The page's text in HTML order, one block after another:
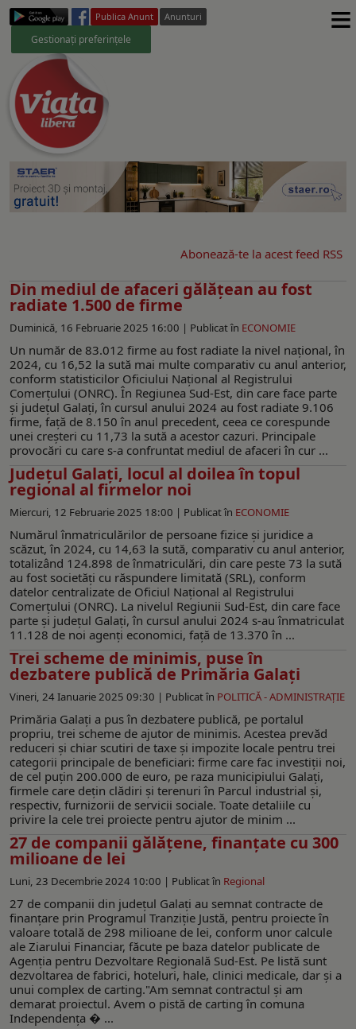
Publica Anunt Anunturi
Gestionați preferințele ≡
Abonează-te la acest feed RSS
Din mediul de afaceri gălățean au fost
radiate 1.500 de firme
Duminică, 16 Februarie 2025 16:00 | Publicat în ECONOMIE
Un număr de 83.012 firme au fost radiate la nivel național, în
2024, cu 16,52 la sută mai multe comparativ cu anul anterior,
conform statisticilor Oficiului Național al Registrului
Comerțului (ONRC). În Regiunea Sud-Est, din care face parte
și județul Galați, în cursul anului 2024 au fost radiate 9.106
firme, față de 8.150 în anul precedent, ceea ce corespunde
unei creșteri cu 11,73 la sută a acestor cazuri. Principale
provocări cu care s-a confruntat mediul de afaceri în cur ...
Județul Galați, locul al doilea în topul
regional al firmelor noi
Miercuri, 12 Februarie 2025 18:00 | Publicat în ECONOMIE
Numărul înmatriculărilor de persoane fizice și juridice a
scăzut, în 2024, cu 14,63 la sută, comparativ cu anul anterior,
totalizând 124.898 de înmatriculări, din care peste 73 la sută
au fost societăți cu răspundere limitată (SRL), conform
datelor centralizate de Oficiul Național al Registrului
Comerțului (ONRC). La nivelul Regiunii Sud-Est, din care face
parte și județul Galați, în cursul anului 2024 s-au înmatriculat
11.128 de noi agenți economici, față de 13.370 în ...
Trei scheme de minimis, puse în
dezbatere publică de Primăria Galați
Vineri, 24 Ianuarie 2025 09:30 | Publicat în POLITICĂ - ADMINISTRAŢIE
Primăria Galați a pus în dezbatere publică, pe portalul
propriu, trei scheme de ajutor de minimis. Acestea prevăd
reduceri și chiar scutiri de taxe și impozite locale pentru trei
categorii principale de beneficiari: firme care fac investiții noi,
de cel puțin 200.000 de euro, pe raza municipiului Galați,
firmele care dețin clădiri și terenuri în Parcul industrial și,
respectiv, furnizorii de servicii sociale. Toate detaliile cu
privire la cele trei proiecte pentru ajutor de minim ...
27 de companii gălăţene, finanţate cu 300
milioane de lei
Luni, 23 Decembrie 2024 10:00 | Publicat în Regional
27 de companii din judeţul Galaţi au semnat contracte de
finanţare prin Programul Tranziţie Justă, pentru proiecte în
valoare totală de 298 milioane de lei, conform unor calcule
ale Ziarului Financiar, făcute pe baza datelor publicate de
Agenţia pentru Dezvoltare Regională Sud-Est. Pe listă sunt
dezvoltarea de fabrici, hoteluri, hale, clinici medicale, dar şi a
unui complex de carting."Am semnat contractul şi am
demarat proiectul. Avem o pistă de carting în comuna
Independenţa � ...